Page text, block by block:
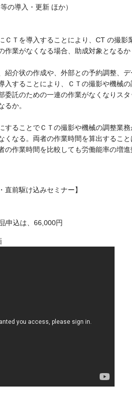
の導入・更新 ほか）
ＣＴを導入することにより、CT の撮影
作業がなくなる場合、助成対象となるか
紹介状の作成や、外部との予約調整、
入することにより、ＣＴの撮影や機械
委託のための一連の作業がなくなりス
か。
することでＣＴの撮影や機械の調整業
なる。両者の作業時間を算出すること
の作業時間を比較しても労働能率の増
前駆け込みセミナー】
申込は、66,000円